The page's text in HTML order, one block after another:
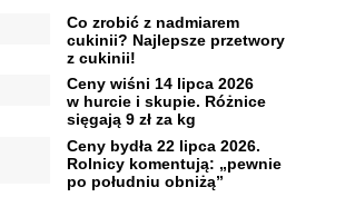
Co zrobić z nadmiarem
cukinii? Najlepsze przetwory
z cukinii!
Ceny wiśni 14 lipca 2026
w hurcie i skupie. Różnice
sięgają 9 zł za kg
Ceny bydła 22 lipca 2026.
Rolnicy komentują: „pewnie
po południu obniżą”